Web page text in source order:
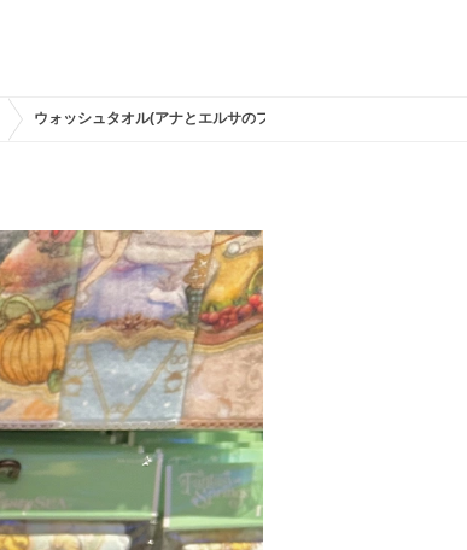
ウォッシュタオル(アナとエルサのフローズンジャーニーグッズ)